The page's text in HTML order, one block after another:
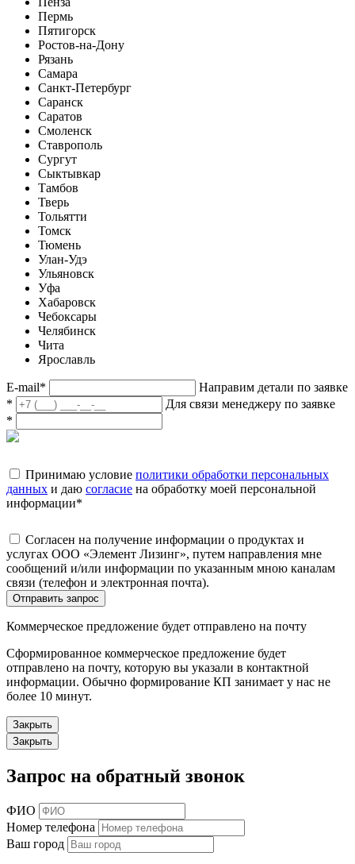
Пермь
Пятигорск
Ростов-на-Дону
Рязань
Самара
Санкт-Петербург
Саранск
Саратов
Смоленск
Ставрополь
Сургут
Сыктывкар
Тамбов
Тверь
Тольятти
Томск
Тюмень
Улан-Удэ
Ульяновск
Уфа
Хабаровск
Чебоксары
Челябинск
Чита
Ярославль
E-mail*
Направим детали по заявке
*
Для связи менеджеру по заявке
*
Принимаю условие политики обработки персональных
данных и даю согласие на обработку моей персональной
информации*
Согласен на получение информации о продуктах и
услугах ООО «Элемент Лизинг», путем направления мне
сообщений и/или информации по указанным мною каналам
связи (телефон и электронная почта).
Отправить запрос
Коммерческое предложение будет отправлено на почту
Сформированное коммерческое предложение будет
отправлено на почту, которую вы указали в контактной
информации. Обычно формирование КП занимает у нас не
более 10 минут.
Закрыть
Закрыть
Запрос на обратный звонок
ФИО
Номер телефона
Ваш город